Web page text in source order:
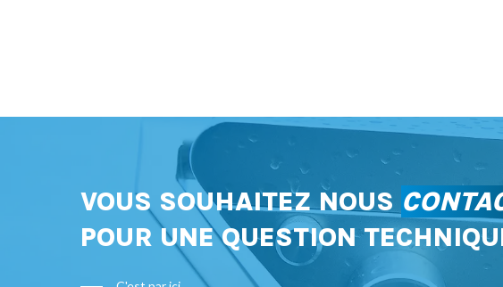
VOUS SOUHAITEZ NOUS
POUR UNE QUESTION